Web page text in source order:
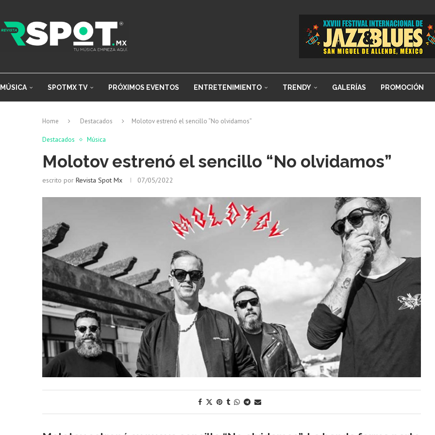
MÚSICA SPOTMX TV PRÓXIMOS EVENTOS ENTRETENIMIENTO TRENDY GALERÍAS PROMOCIÓN
Home Destacados Molotov estrenó el sencillo “No olvidamos”
Destacados Música
Molotov estrenó el sencillo “No olvidamos”
escrito por Revista Spot Mx 07/05/2022